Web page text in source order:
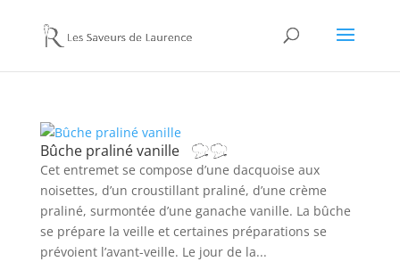
Bûche praliné vanille
Cet entremet se compose d’une dacquoise aux
noisettes, d’un croustillant praliné, d’une crème
praliné, surmontée d’une ganache vanille. La bûche
se prépare la veille et certaines préparations se
prévoient l’avant-veille. Le jour de la...